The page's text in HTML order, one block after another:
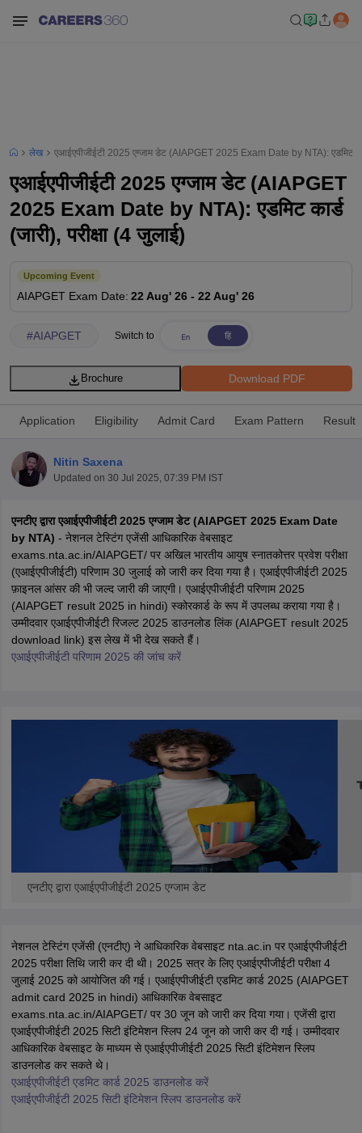
NEET MDS Cutoff
Cutoff
Nursing Fees StructureAIIMS BSc Nursing ResultAIIMS BSc
MDS Colleges in India
Veterinary Science Colleges in Maharashtra
लेख एआईएपीजीईटी 2025 एग्जाम डेट (AIAPGET 2025 Exam Date by NTA): एडमिट
एआईएपीजीईटी 2025 एग्जाम डेट (AIAPGET
2025 Exam Date by NTA): एडमिट कार्ड
(जारी), परीक्षा (4 जुलाई)
Upcoming Event
AIAPGET Exam Date: 22 Aug' 26 - 22 Aug' 26
#AIAPGET Switch to
Download PDF
Brochure
Application Eligibility Admit Card Exam Pattern Result
Nitin Saxena
Updated on 30 Jul 2025, 07:39 PM IST
एनटीए द्वारा एआईएपीजीईटी 2025 एग्जाम डेट (AIAPGET 2025 Exam Date
by NTA) - नेशनल टेस्टिंग एजेंसी आधिकारिक वेबसाइट
exams.nta.ac.in/AIAPGET/ पर अखिल भारतीय आयुष स्नातकोत्तर प्रवेश परीक्षा
(एआईएपीजीईटी) परिणाम 30 जुलाई को जारी कर दिया गया है। एआईएपीजीईटी 2025
फ़ाइनल आंसर की भी जल्द जारी की जाएगी। एआईएपीजीईटी परिणाम 2025
(AIAPGET result 2025 in hindi) स्कोरकार्ड के रूप में उपलब्ध कराया गया है।
उम्मीदवार एआईएपीजीईटी रिजल्ट 2025 डाउनलोड लिंक (AIAPGET result 2025
download link) इस लेख में भी देख सकते हैं।
एआईएपीजीईटी परिणाम 2025 की जांच करें
एनटीए द्वारा एआईएपीजीईटी 2025 एग्जाम डेट
नेशनल टेस्टिंग एजेंसी (एनटीए) ने आधिकारिक वेबसाइट nta.ac.in पर एआईएपीजीईटी
2025 परीक्षा तिथि जारी कर दी थी। 2025 सत्र के लिए एआईएपीजीईटी परीक्षा 4
जुलाई 2025 को आयोजित की गई। एआईएपीजीईटी एडमिट कार्ड 2025 (AIAPGET
admit card 2025 in hindi) आधिकारिक वेबसाइट
exams.nta.ac.in/AIAPGET/ पर 30 जून को जारी कर दिया गया। एजेंसी द्वारा
एआईएपीजीईटी 2025 सिटी इंटिमेशन स्लिप 24 जून को जारी कर दी गई। उम्मीदवार
आधिकारिक वेबसाइट के माध्यम से एआईएपीजीईटी 2025 सिटी इंटिमेशन स्लिप
डाउनलोड कर सकते थे।
एआईएपीजीईटी एडमिट कार्ड 2025 डाउनलोड करें
एआईएपीजीईटी 2025 सिटी इंटिमेशन स्लिप डाउनलोड करें